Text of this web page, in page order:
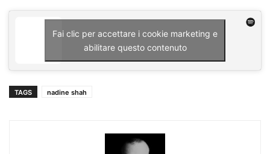
Fai clic per accettare i cookie marketing e
abilitare questo contenuto
TAGS nadine shah